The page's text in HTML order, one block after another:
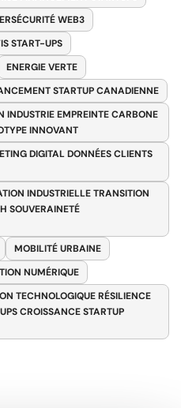
WEB3
START-UPS
ENERGIE VERTE
STARTUP CANADIENNE
INDUSTRIE EMPREINTE CARBONE
INNOVANT
DIGITAL DONNÉES CLIENTS
INDUSTRIELLE TRANSITION
SOUVERAINETÉ
MOBILITÉ URBAINE
NUMÉRIQUE
TECHNOLOGIQUE RÉSILIENCE
CROISSANCE STARTUP